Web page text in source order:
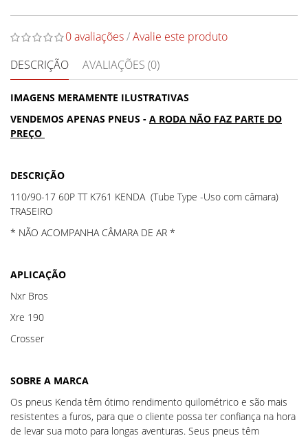
0 avaliações/Avalie este produto
DESCRIÇÃO
AVALIAÇÕES (0)
IMAGENS MERAMENTE ILUSTRATIVAS
VENDEMOS APENAS PNEUS - A RODA NÃO FAZ PARTE DO
PREÇO
DESCRIÇÃO
110/90-17 60P TT K761 KENDA (Tube Type -Uso com câmara)
TRASEIRO
* NÃO ACOMPANHA CÂMARA DE AR *
APLICAÇÃO
Nxr Bros
Xre 190
Crosser
SOBRE A MARCA
Os pneus Kenda têm ótimo rendimento quilométrico e são mais
resistentes a furos, para que o cliente possa ter confiança na hora
de levar sua moto para longas aventuras. Seus pneus têm